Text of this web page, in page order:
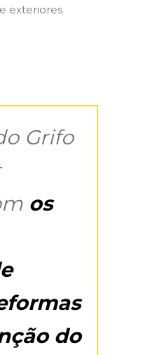
exteriores
Grifo
os
do